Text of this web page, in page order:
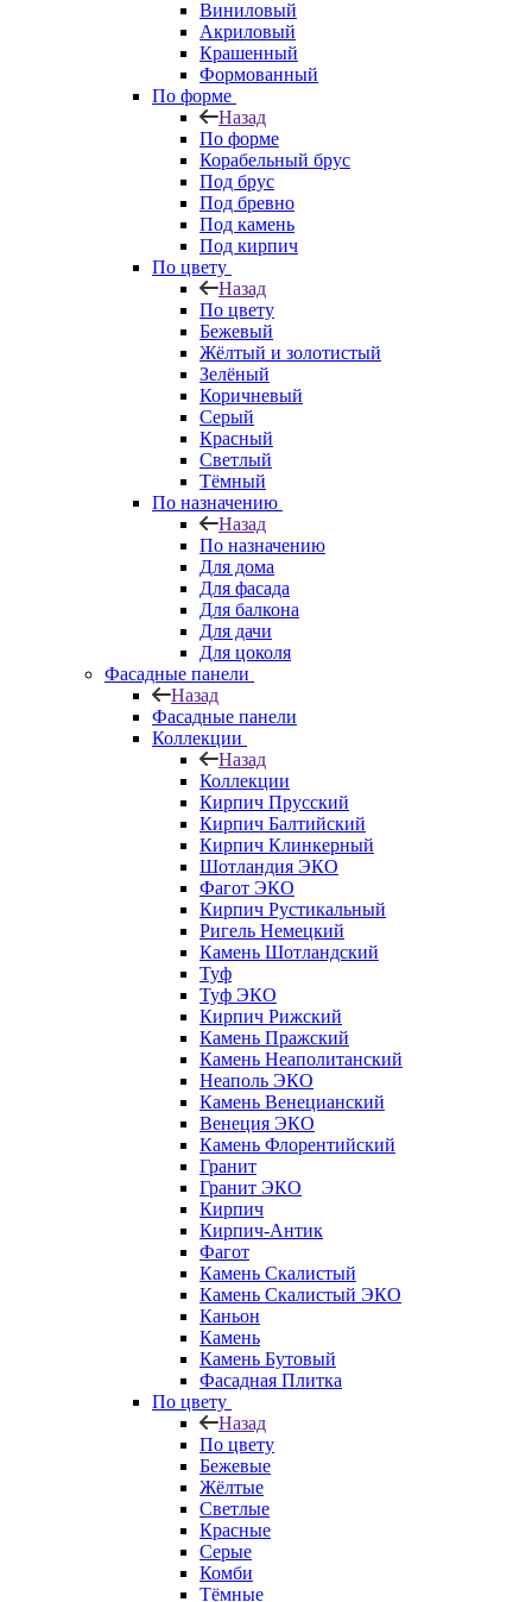
Виниловый
Акриловый
Крашенный
Формованный
По форме
Назад
По форме
Корабельный брус
Под брус
Под бревно
Под камень
Под кирпич
По цвету
Назад
По цвету
Бежевый
Жёлтый и золотистый
Зелёный
Коричневый
Серый
Красный
Светлый
Тёмный
По назначению
Назад
По назначению
Для дома
Для фасада
Для балкона
Для дачи
Для цоколя
Фасадные панели
Назад
Фасадные панели
Коллекции
Назад
Коллекции
Кирпич Прусский
Кирпич Балтийский
Кирпич Клинкерный
Шотландия ЭКО
Фагот ЭКО
Кирпич Рустикальный
Ригель Немецкий
Камень Шотландский
Туф
Туф ЭКО
Кирпич Рижский
Камень Пражский
Камень Неаполитанский
Неаполь ЭКО
Камень Венецианский
Венеция ЭКО
Камень Флорентийский
Гранит
Гранит ЭКО
Кирпич
Кирпич-Антик
Фагот
Камень Скалистый
Камень Скалистый ЭКО
Каньон
Камень
Камень Бутовый
Фасадная Плитка
По цвету
Назад
По цвету
Бежевые
Жёлтые
Светлые
Красные
Серые
Комби
Тёмные